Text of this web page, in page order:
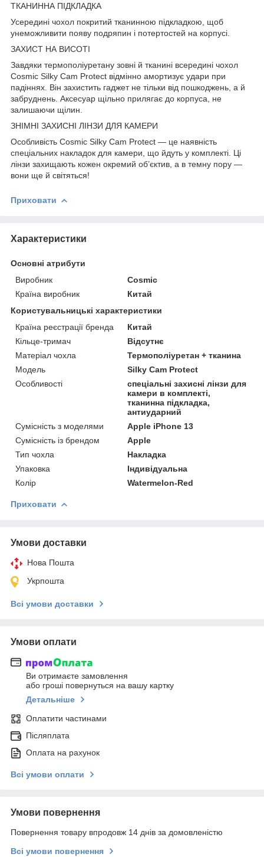
ТКАНИННА ПІДКЛАДКА
Усередині чохол покритий тканинною підкладкою, щоб
унеможливити появу подряпин і потертостей на корпусі.
ЗАХИСТ НА ВИСОТІ
Завдяки термополіуретану зовні й тканині всередині чохол
Cosmic Silky Cam Protect відмінно амортизує удари при
падіннях. Він захистить гаджет не тільки від пошкоджень, а й
забруднень. Аксесуар щільно прилягає до корпуса, не
залишаючи щілин.
ЗНІМНІ ЗАХИСНІ ЛІНЗИ ДЛЯ КАМЕРИ
Особливість Cosmic Silky Cam Protect — це наявність
спеціальних накладок для камери, що йдуть у комплекті. Ці
лінзи захищають кожен окремий об’єктив, а в темну пору —
вони ще й світяться!
Приховати
Характеристики
Основні атрибути
Виробник
Cosmic
Країна виробник
Китай
Користувальницькі характеристики
Країна реєстрації бренда
Китай
Кільце-тримач
Відсутнє
Матеріал чохла
Термополіуретан + тканина
Мoдель
Silky Cam Protect
Особливості
спеціальні захисні лінзи для
камери в комплекті,
тканинна підкладка,
антиударний
Сумісність з моделями
Apple iPhone 13
Сумісність із брендом
Apple
Тип чохла
Накладка
Упаковка
Індивідуальна
Колір
Watermelon-Red
Приховати
Умови доставки
Нова Пошта
Укрпошта
Всі умови доставки
Умови оплати
Ви отримаєте замовлення
або гроші повернуться на вашу картку
Детальніше
Оплатити частинами
Післяплата
Оплата на рахунок
Всі умови оплати
Умови повернення
Повернення товару впродовж 14 днів за домовленістю
Всі умови повернення